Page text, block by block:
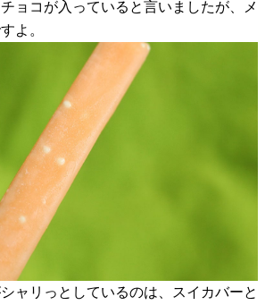
ョコが入っていると言いましたが、メ
よ。
ャリっとしているのは、スイカバーと